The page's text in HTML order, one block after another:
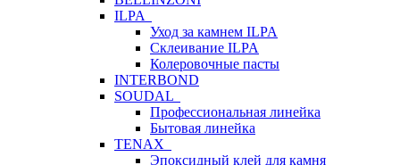
ILPA
Уход за камнем ILPA
Склеивание ILPA
Колеровочные пасты
INTERBOND
SOUDAL
Профессиональная линейка
Бытовая линейка
TENAX
Эпоксидный клей для камня